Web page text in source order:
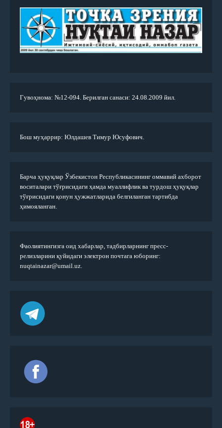
Гувоҳнома: №12-094. Берилган санаси: 24.08.2009 йил.
Бош муҳаррир: Юлдашев Тимур Юсуфович.
Барча ҳуқуқлар Ўзбекистон Республикасининг оммавий ахборот
воситалари тўғрисидаги ҳамда муаллифлик ва турдош ҳуқуқлар
тўғрисидаги қонун ҳужжатларида белгиланган тартибда
ҳимояланган.
Фаолиятингизга оид хабарлар, тадбирларнинг пресс-
релизларини қуйидаги электрон почтага юборинг:
nuqtainazar@umail.uz.